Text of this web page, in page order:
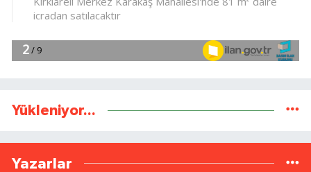
Yükleniyor...
Yazarlar